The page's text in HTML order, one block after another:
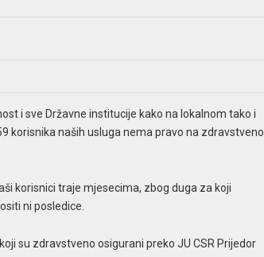
i sve Državne institucije kako na lokalnom tako i
korisnika naših usluga nema pravo na zdravstveno
korisnici traje mjesecima, zbog duga za koji
ni posledice.
su zdravstveno osigurani preko JU CSR Prijedor